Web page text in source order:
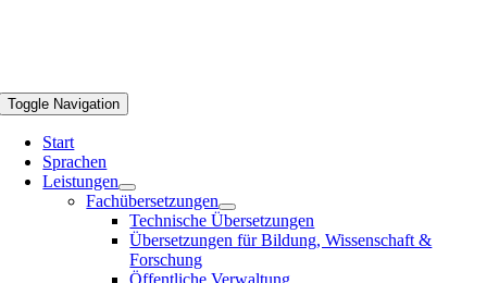
Toggle Navigation
Start
Sprachen
Leistungen
Fachübersetzungen
Technische Übersetzungen
Übersetzungen für Bildung, Wissenschaft &
Forschung
Öffentliche Verwaltung